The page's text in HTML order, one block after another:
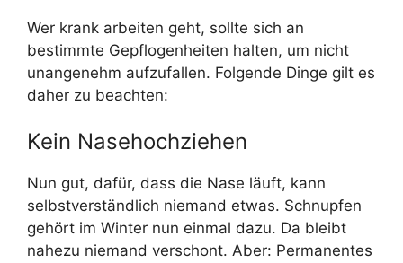
Wer krank arbeiten geht, sollte sich an
bestimmte Gepflogenheiten halten, um nicht
unangenehm aufzufallen. Folgende Dinge gilt es
daher zu beachten:
Kein Nasehochziehen
Nun gut, dafür, dass die Nase läuft, kann
selbstverständlich niemand etwas. Schnupfen
gehört im Winter nun einmal dazu. Da bleibt
nahezu niemand verschont. Aber: Permanentes